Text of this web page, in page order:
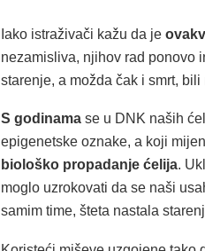
Iako istraživači kažu da je
nezamisliva, njihov rad ponovo
starenje, a možda čak i smrt,
S godinamase u DNK naših
epigenetske oznake, a koji
biološko propadanje ćelija.
moglo uzrokovati da se naši
samim time, šteta nastala